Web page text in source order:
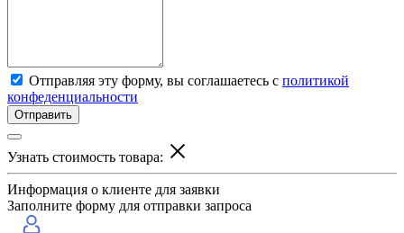
Отправляя эту форму, вы соглашаетесь с политикой
конфеденциальности
Отправить
Узнать стоимость товара:
Информация о клиенте для заявки
Заполните форму для отправки запроса